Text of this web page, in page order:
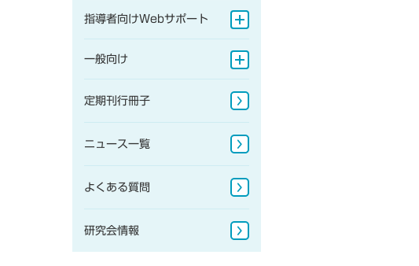
小学校
指導者向けWebサポート
指導書Webサポート
一般向け
地図帳・一般書籍
地球儀
定期刊行冊子
ニュース一覧
よくある質問
研究会情報